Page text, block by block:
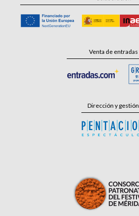
Venta de entradas
Dirección y gestión